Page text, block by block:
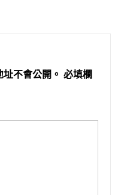
不會公開。 必填欄